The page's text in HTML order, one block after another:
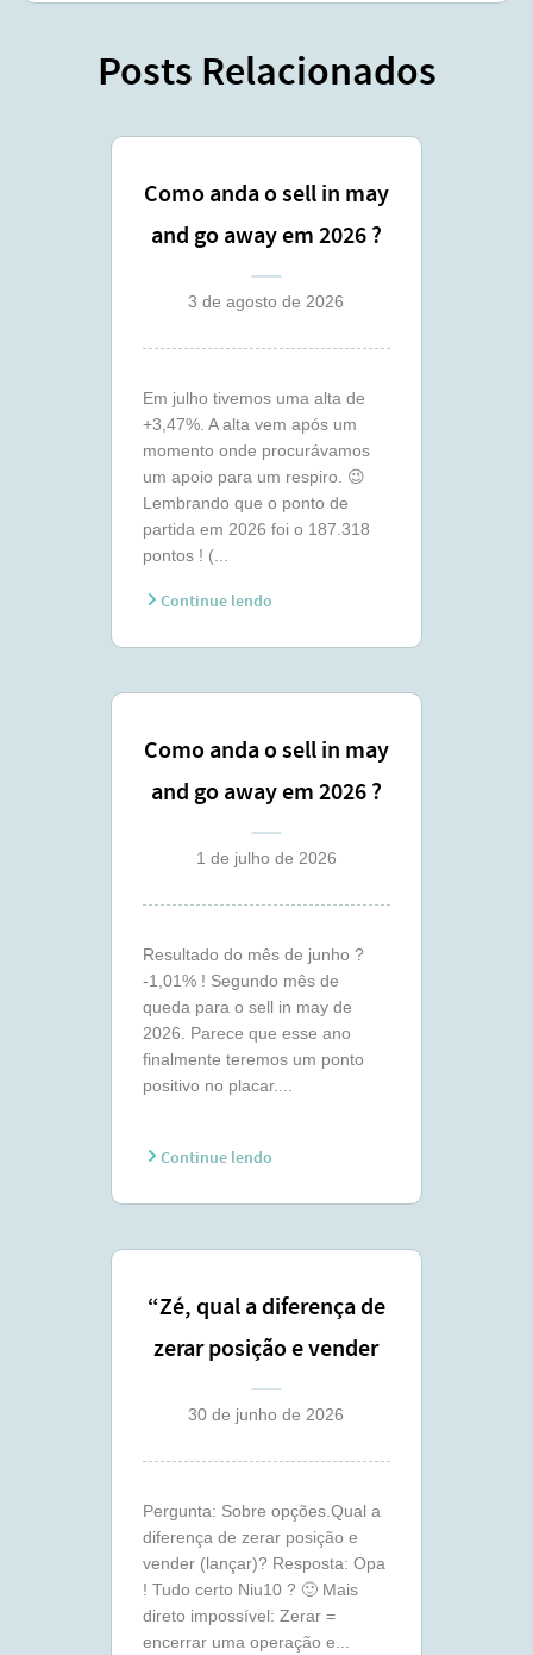
Posts Relacionados
Como anda o sell in may
and go away em 2026 ?
(julho)
3 de agosto de 2026
Em julho tivemos uma alta de
+3,47%. A alta vem após um
momento onde procurávamos
um apoio para um respiro. 😉
Lembrando que o ponto de
partida em 2026 foi o 187.318
pontos ! (...
Continue lendo
Como anda o sell in may
and go away em 2026 ?
(junho)
1 de julho de 2026
Resultado do mês de junho ?
-1,01% ! Segundo mês de
queda para o sell in may de
2026. Parece que esse ano
finalmente teremos um ponto
positivo no placar....
Continue lendo
“Zé, qual a diferença de
zerar posição e vender
(lançar) ?”
30 de junho de 2026
Pergunta: Sobre opções.Qual a
diferença de zerar posição e
vender (lançar)? Resposta: Opa
! Tudo certo Niu10 ? 🙂 Mais
direto impossível: Zerar =
encerrar uma operação e...